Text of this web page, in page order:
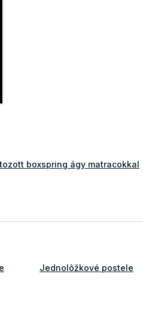
boxspring ágy matracokkal
Jednolôžkové postele